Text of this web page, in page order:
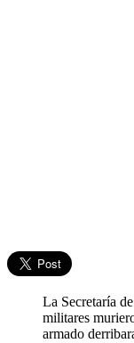
La Secretaría
militares
armado